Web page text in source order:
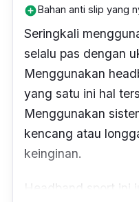
add_circle Bahan anti slip yang
Seringkali
selalu pas dengan
Menggunakan
yang satu ini hal
Menggunakan
kencang atau
keinginan.
Headband sport
ini